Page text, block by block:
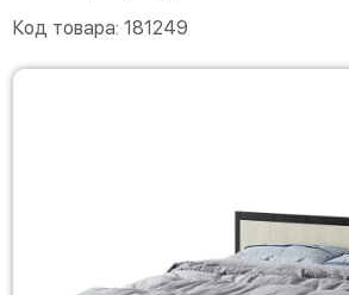
Код товара: 181249